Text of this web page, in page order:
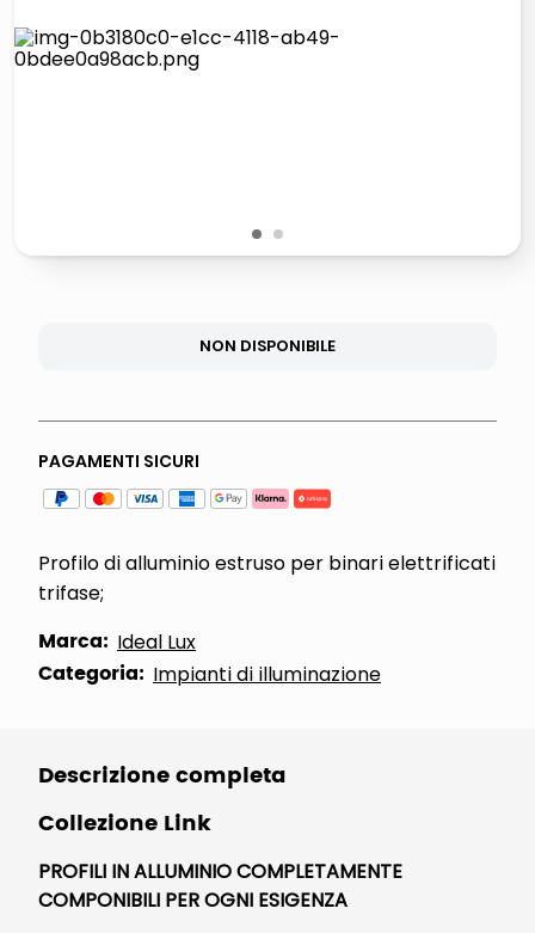
pattumiera raccolta differenziata
1 2
NON DISPONIBILE
PAGAMENTI SICURI
Profilo di alluminio estruso per binari elettrificati
trifase;
Marca: Ideal Lux
Categoria: Impianti di illuminazione
Descrizione completa
Collezione Link
PROFILI IN ALLUMINIO COMPLETAMENTE
COMPONIBILI PER OGNI ESIGENZA